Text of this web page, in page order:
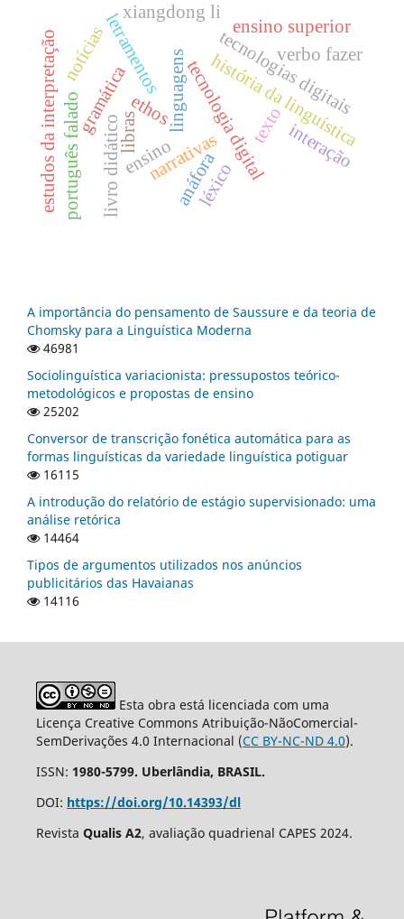
linguagens
letramentos
ensino tecnologia digital
gramática história da linguística
português falado texto
tecnologias digitais
xiangdong li
estudos da interpretação narrativas interação
verbo fazer
anáfora
livro didático
ethos
léxico
libras
notícias ensino superior
A importância do pensamento de Saussure e da teoria de
Chomsky para a Linguística Moderna
46981
Sociolinguística variacionista: pressupostos teórico-
metodológicos e propostas de ensino
25202
Conversor de transcrição fonética automática para as
formas linguísticas da variedade linguística potiguar
16115
A introdução do relatório de estágio supervisionado: uma
análise retórica
14464
Tipos de argumentos utilizados nos anúncios
publicitários das Havaianas
14116
Esta obra está licenciada com uma
Licença Creative Commons Atribuição-NãoComercial-
SemDerivações 4.0 Internacional (CC BY-NC-ND 4.0).
ISSN: 1980-5799. Uberlândia, BRASIL.
DOI: https://doi.org/10.14393/dl
Revista Qualis A2, avaliação quadrienal CAPES 2024.